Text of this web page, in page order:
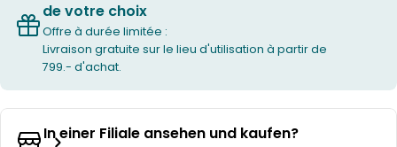
de votre choix
Offre à durée limitée :
Livraison gratuite sur le lieu d'utilisation à partir de
799.- d'achat.
In einer Filiale ansehen und kaufen?